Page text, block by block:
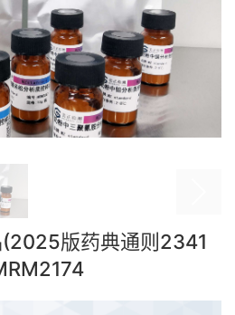
(2025版药典通则2341